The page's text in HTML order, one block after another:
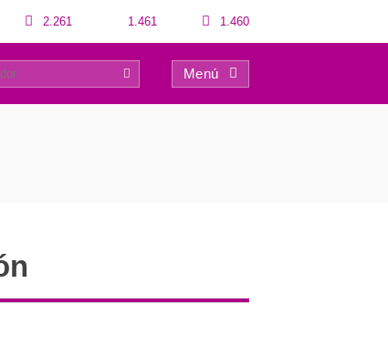
2.261 1.461 1.460
Menú
0